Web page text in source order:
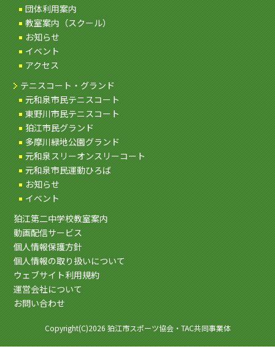
団体利用案内
教室案内（スクール）
お知らせ
イベント
アクセス
テニスコート・グランド
元和泉市民テニスコート
東野川市民テニスコート
狛江市民グランド
多摩川緑地公園グランド
元和泉スリーオンスリーコート
元和泉市民運動ひろば
お知らせ
イベント
狛江第二中学校教室案内
動画配信サービス
個人情報保護方針
個人情報の取り扱いについて
ウェブサイト利用規約
運営会社について
お問い合わせ
Copyright(C)2026 狛江市スポーツ協会・TAC共同事業体